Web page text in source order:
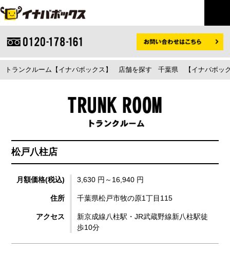
トランクルーム【イナバボックス】 店舗を探す 千葉県 【イナバボッ
松戸八柱店
月額価格(税込) 3,630 円～16,940 円
住所 千葉県松戸市牧の原1丁目115
アクセス
新京成線八柱駅・JR武蔵野線新八柱駅徒
歩10分